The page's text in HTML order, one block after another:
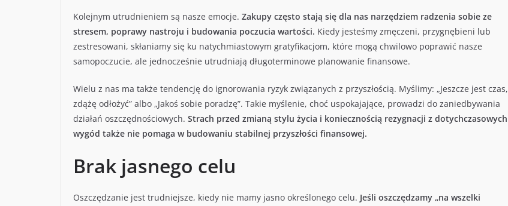
Kolejnym utrudnieniem są nasze emocje. Zakupy często stają się dla nas narzędziem radzenia sobie ze
stresem, poprawy nastroju i budowania poczucia wartości. Kiedy jesteśmy zmęczeni, przygnębieni lub
zestresowani, skłaniamy się ku natychmiastowym gratyfikacjom, które mogą chwilowo poprawić nasze
samopoczucie, ale jednocześnie utrudniają długoterminowe planowanie finansowe.
Wielu z nas ma także tendencję do ignorowania ryzyk związanych z przyszłością. Myślimy: „Jeszcze jest czas,
zdążę odłożyć” albo „Jakoś sobie poradzę”. Takie myślenie, choć uspokajające, prowadzi do zaniedbywania
działań oszczędnościowych. Strach przed zmianą stylu życia i koniecznością rezygnacji z dotychczasowych
wygód także nie pomaga w budowaniu stabilnej przyszłości finansowej.
Brak jasnego celu
Oszczędzanie jest trudniejsze, kiedy nie mamy jasno określonego celu. Jeśli oszczędzamy „na wszelki